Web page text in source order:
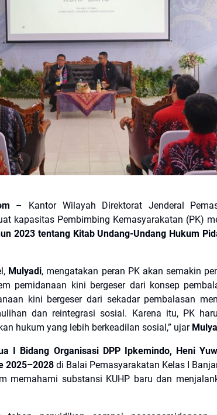
– Kantor Wilayah Direktorat Jenderal
kapasitas Pembimbing Kemasyarakatan (PK)
2023 tentang Kitab Undang-Undang Hukum
Mulyadi, mengatakan peran PK akan semakin
pemidanaan kini bergeser dari konsep
kini bergeser dari sekadar pembalasan
dan reintegrasi sosial. Karena itu, PK
hukum yang lebih berkeadilan sosial,” ujar
I Bidang Organisasi DPP Ipkemindo, Heni
2025–2028 di Balai Pemasyarakatan Kelas I
memahami substansi KUHP baru dan